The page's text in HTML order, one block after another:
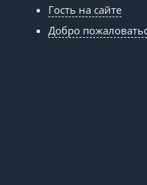
Гость на сайте
Добро